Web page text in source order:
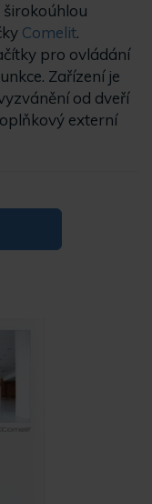
Comelit.
pro ovládání
Zařízení je
od dveří
externí